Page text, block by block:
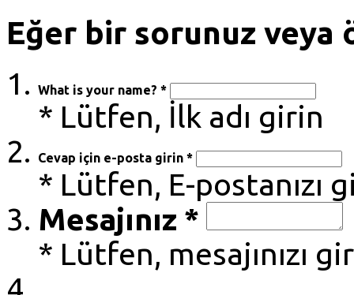
Eğer bir sorunuz veya
What is your name? *
* Lütfen, İlk adı girin
Cevap için e-posta girin *
* Lütfen, E-postanızı
Mesajınız *
* Lütfen, mesajınızı